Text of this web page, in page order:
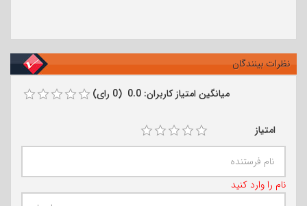
نظرات بینندگان
میانگین امتیاز کاربران: 0.0 (0 رای)
امتیاز
نام را وارد کنید